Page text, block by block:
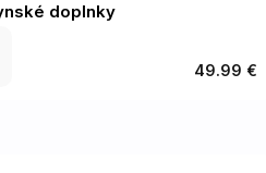
doplnky
49.99 €